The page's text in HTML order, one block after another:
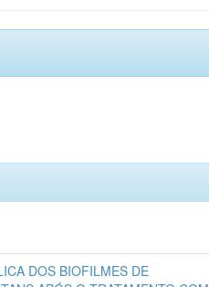
DOS BIOFILMES DE